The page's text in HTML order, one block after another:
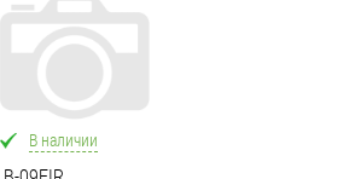
В наличии